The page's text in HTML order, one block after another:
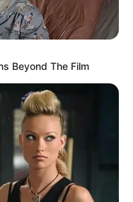
Notícia > Vacinação
em dose única
Beyond The Film